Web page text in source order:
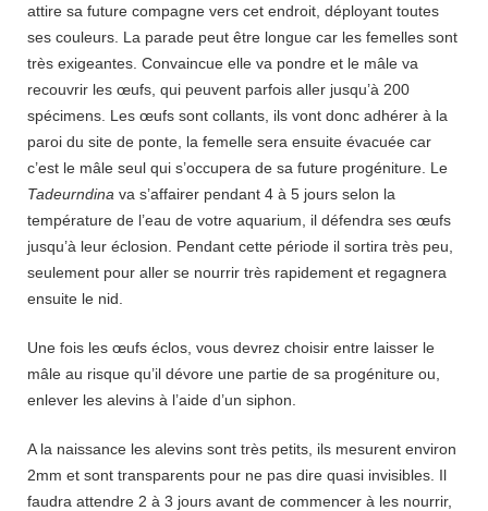
attire sa future compagne vers cet endroit, déployant toutes
ses couleurs. La parade peut être longue car les femelles sont
très exigeantes. Convaincue elle va pondre et le mâle va
recouvrir les œufs, qui peuvent parfois aller jusqu’à 200
spécimens. Les œufs sont collants, ils vont donc adhérer à la
paroi du site de ponte, la femelle sera ensuite évacuée car
c’est le mâle seul qui s’occupera de sa future progéniture. Le
Tadeurndina va s’affairer pendant 4 à 5 jours selon la
température de l’eau de votre aquarium, il défendra ses œufs
jusqu’à leur éclosion. Pendant cette période il sortira très peu,
seulement pour aller se nourrir très rapidement et regagnera
ensuite le nid.
Une fois les œufs éclos, vous devrez choisir entre laisser le
mâle au risque qu’il dévore une partie de sa progéniture ou,
enlever les alevins à l’aide d’un siphon.
A la naissance les alevins sont très petits, ils mesurent environ
2mm et sont transparents pour ne pas dire quasi invisibles. Il
faudra attendre 2 à 3 jours avant de commencer à les nourrir,